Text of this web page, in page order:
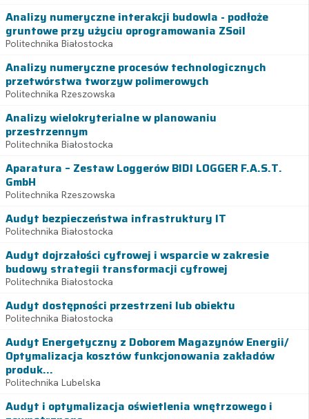
Analizy numeryczne interakcji budowla - podłoże
gruntowe przy użyciu oprogramowania ZSoil
Politechnika Białostocka
Analizy numeryczne procesów technologicznych
przetwórstwa tworzyw polimerowych
Politechnika Rzeszowska
Analizy wielokryterialne w planowaniu
przestrzennym
Politechnika Białostocka
Aparatura – Zestaw Loggerów BIDI LOGGER F.A.S.T.
GmbH
Politechnika Rzeszowska
Audyt bezpieczeństwa infrastruktury IT
Politechnika Białostocka
Audyt dojrzałości cyfrowej i wsparcie w zakresie
budowy strategii transformacji cyfrowej
Politechnika Białostocka
Audyt dostępności przestrzeni lub obiektu
Politechnika Białostocka
Audyt Energetyczny z Doborem Magazynów Energii/
Optymalizacja kosztów funkcjonowania zakładów
produk...
Politechnika Lubelska
Audyt i optymalizacja oświetlenia wnętrzowego i